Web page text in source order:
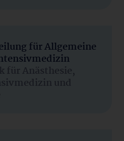
für Allgemeine
Anästhesie,
und